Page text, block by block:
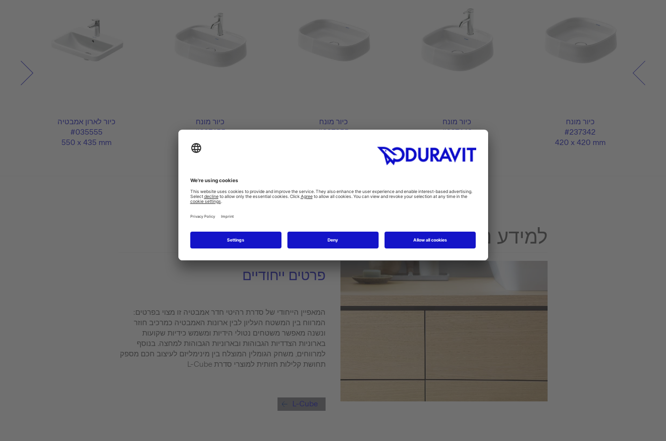
כיור מונח
#237342
420 x 420 mm
כיור מונח
#237442
כיור מונח
#237355
כיור מונח
#237455
550 x 390 mm
כיור לארון אמבטיה
#035555
550 x 435 mm
למידע נוסף
פרטים ייחודיים
המאפיין הייחודי של סדרת רהיטי חדר אמבטיה זו מצוי בפרטים:
המרווח בין המשטח העליון לבין ארונות האמבטיה כמרכיב חוזר
ונשנה מאפשר משטחים נטולי הידיות ומשמש כידיות שקועות
בארוניות הצדדיות הגבוהות ובארוניות הגבוהות למחצה. בנוסף
למרווחים, משחק הגומלין המוצלח בין מינימליזם לעיצוב חכם מספק
תחושת קלילות חזותית למוצרי סדרת L-Cube
L-Cube